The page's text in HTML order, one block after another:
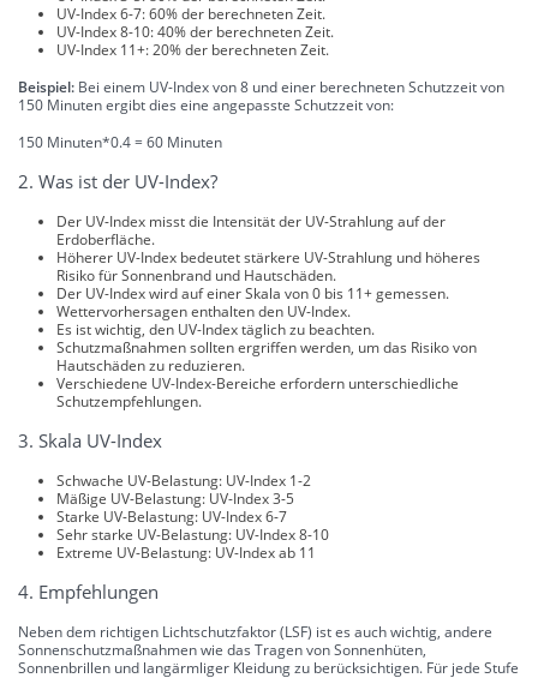
UV-Index 6-7: 60% der berechneten Zeit.
UV-Index 8-10: 40% der berechneten Zeit.
UV-Index 11+: 20% der berechneten Zeit.
Beispiel: Bei einem UV-Index von 8 und einer berechneten Schutzzeit von
150 Minuten ergibt dies eine angepasste Schutzzeit von:
150 Minuten*0.4 = 60 Minuten
2. Was ist der UV-Index?
Der UV-Index misst die Intensität der UV-Strahlung auf der
Erdoberfläche.
Höherer UV-Index bedeutet stärkere UV-Strahlung und höheres
Risiko für Sonnenbrand und Hautschäden.
Der UV-Index wird auf einer Skala von 0 bis 11+ gemessen.
Wettervorhersagen enthalten den UV-Index.
Es ist wichtig, den UV-Index täglich zu beachten.
Schutzmaßnahmen sollten ergriffen werden, um das Risiko von
Hautschäden zu reduzieren.
Verschiedene UV-Index-Bereiche erfordern unterschiedliche
Schutzempfehlungen.
3. Skala UV-Index
Schwache UV-Belastung: UV-Index 1-2
Mäßige UV-Belastung: UV-Index 3-5
Starke UV-Belastung: UV-Index 6-7
Sehr starke UV-Belastung: UV-Index 8-10
Extreme UV-Belastung: UV-Index ab 11
4. Empfehlungen
Neben dem richtigen Lichtschutzfaktor (LSF) ist es auch wichtig, andere
Sonnenschutzmaßnahmen wie das Tragen von Sonnenhüten,
Sonnenbrillen und langärmliger Kleidung zu berücksichtigen. Für jede Stufe